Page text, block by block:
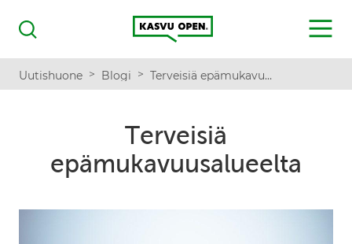
Haku
Kasvu Open
MENU
Uutishuone > Blogi > Terveisiä epämukavuusalueelta
Terveisiä
epämukavuusalueelta